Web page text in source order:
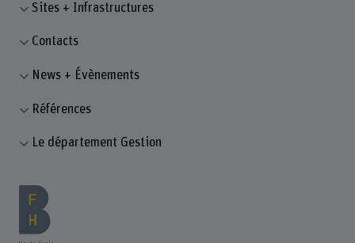
Sites + Infrastructures
Contacts
News + Évènements
Références
Le département Gestion